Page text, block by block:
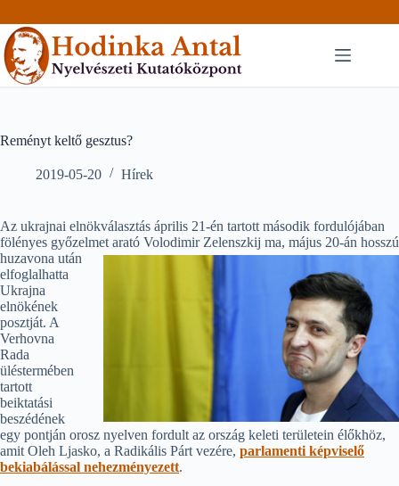
to
content
Reményt keltő gesztus?
2019-05-20 Hírek
Az ukrajnai elnökválasztás április 21-én tartott második fordulójában
fölényes győzelmet arató Volodimir Zelenszkij ma, május 20-án hosszú
huzavona után
elfoglalhatta
Ukrajna
elnökének
posztját. A
Verhovna
Rada
üléstermében
tartott
beiktatási
beszédének
egy pontján orosz nyelven fordult az ország keleti területein élőkhöz,
amit Oleh Ljasko, a Radikális Párt vezére, parlamenti képviselő
bekiabálással nehezményezett.